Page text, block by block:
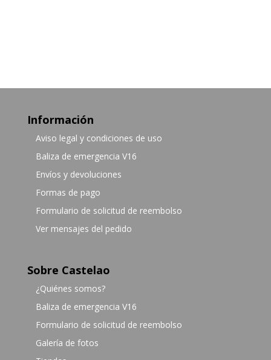
Información
Aviso legal y condiciones de uso
Baliza de emergencia V16
Envíos y devoluciones
Formas de pago
Formulario de solicitud de reembolso
Ver mensajes del pedido
Sobre Castelao
¿Quiénes somos?
Baliza de emergencia V16
Formulario de solicitud de reembolso
Galería de fotos